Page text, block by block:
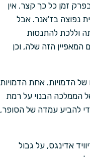
זמן כל כך קצר. אין
נפוצה בז'אנר. אבל
וללכת להתנסות
הזה שלה, וכן
של הדמויות. אחת הדמויות
הממלכה הבנוי על רמת
להביע עמדה של הסופר,
אדינגס, על גבול